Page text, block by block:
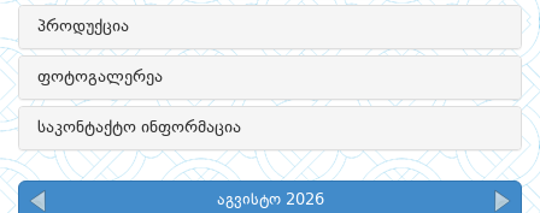
პროდუქცია
ფოტოგალერეა
საკონტაქტო ინფორმაცია
აგვისტო 2026